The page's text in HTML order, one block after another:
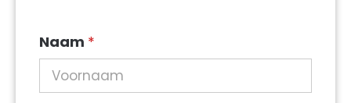
Naam *